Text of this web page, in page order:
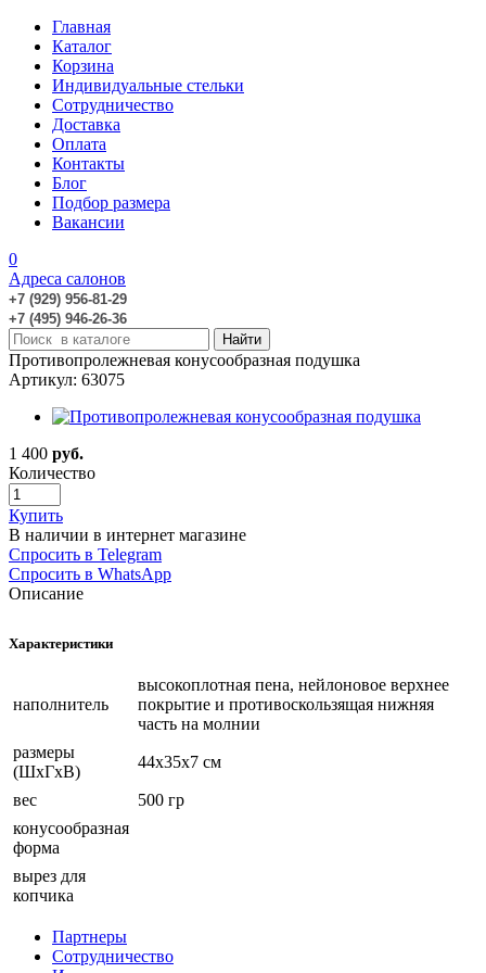
Главная
Каталог
Корзина
Индивидуальные стельки
Сотрудничество
Доставка
Оплата
Контакты
Блог
Подбор размера
Вакансии
0
Адреса салонов
+7 (929) 956-81-29
+7 (495) 946-26-36
Противопролежневая конусообразная подушка
Артикул: 63075
1 400 руб.
Количество
Купить
В наличии в интернет магазине
Спросить в Telegram
Спросить в WhatsApp
Описание
Характеристики
наполнитель
высокоплотная пена, нейлоновое верхнее
покрытие и противоскользящая нижняя
часть на молнии
размеры
(ШхГхВ)
44х35х7 см
вес
500 гр
конусообразная
форма
вырез для
копчика
Партнеры
Сотрудничество